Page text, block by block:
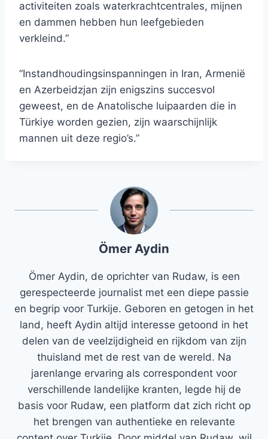
activiteiten zoals waterkrachtcentrales, mijnen
en dammen hebben hun leefgebieden
verkleind.”
“Instandhoudingsinspanningen in Iran, Armenië
en Azerbeidzjan zijn enigszins succesvol
geweest, en de Anatolische luipaarden die in
Türkiye worden gezien, zijn waarschijnlijk
mannen uit deze regio’s.”
Ömer Aydin
Ömer Aydin, de oprichter van Rudaw, is een
gerespecteerde journalist met een diepe passie
en begrip voor Turkije. Geboren en getogen in het
land, heeft Aydin altijd interesse getoond in het
delen van de veelzijdigheid en rijkdom van zijn
thuisland met de rest van de wereld. Na
jarenlange ervaring als correspondent voor
verschillende landelijke kranten, legde hij de
basis voor Rudaw, een platform dat zich richt op
het brengen van authentieke en relevante